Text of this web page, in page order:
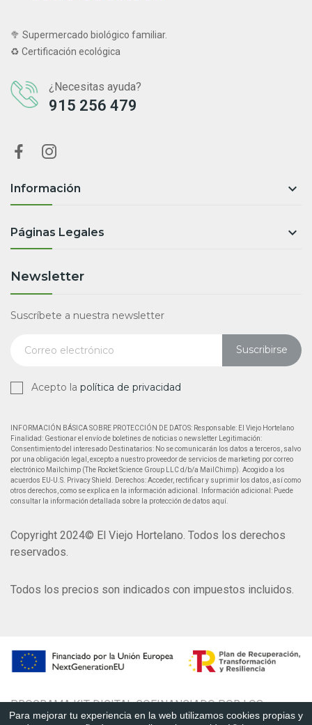
🥦 Supermercado biológico familiar.
♻ Certificación ecológica
¿Necesitas ayuda?
915 256 479
Información 
Páginas Legales 
Newsletter
Suscríbete a nuestra newsletter
Suscribirse
Acepto la política de privacidad
INFORMACIÓN BÁSICA SOBRE PROTECCIÓN DE DATOS: Responsable: El Viejo Hortelano
Finalidad: Gestionar el envío de boletines de noticias o newsletter Legitimación:
Consentimiento del interesado Destinatarios: No se comunicarán los datos a terceros, salvo
por una obligación legal, excepto a nuestro proveedor de servicios de marketing por correo
electrónico Mailchimp (The Rocket Science Group LLC d/b/a MailChimp). Acogido a los
acuerdos EU-U.S. Privacy Shield. Derechos: Acceder, rectificar y suprimir los datos, así como
otros derechos, como se explica en la información adicional. Información adicional: Puede
consultar la información detallada sobre la protección de datos aquí.
Copyright 2024© El Viejo Hortelano. Todos los derechos
reservados.
Todos los precios son indicados con impuestos incluidos.
PROGRAMA KIT DIGITAL COFINANCIADO POR LOS
FONDOS NEXT GENERATION, PLAN DE RECUPERACIÓN,
Para mejorar tu experiencia en la web utilizamos cookies propias y